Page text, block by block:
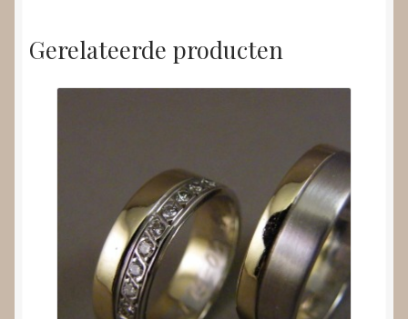
Gerelateerde producten